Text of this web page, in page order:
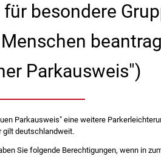
besondere
Parkausweis")
Parkausweis" eine weitere
gilt deutschlandweit.
Sie fol gende Berechtigungen, wenn in